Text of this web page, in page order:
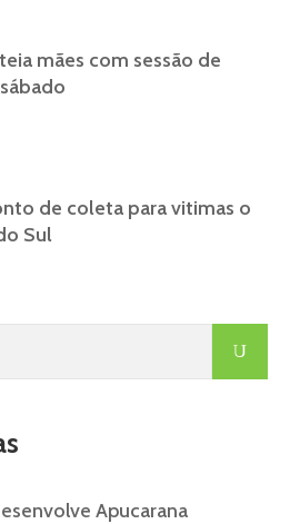
mães com sessão de
de coleta para vitimas o
Sul
Apucarana